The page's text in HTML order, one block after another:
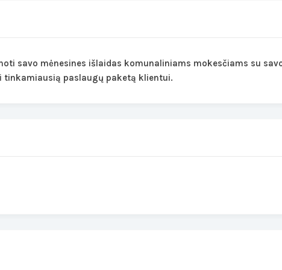
savo mėnesines išlaidas komunaliniams mokesčiams su
paslaugų paketą klientui.